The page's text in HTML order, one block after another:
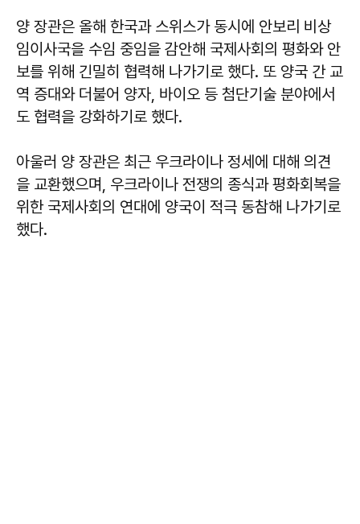
양 장관은 올해 한국과 스위스가 동시에 안보리 비상
임이사국을 수임 중임을 감안해 국제사회의 평화와 안
보를 위해 긴밀히 협력해 나가기로 했다. 또 양국 간 교
역 증대와 더불어 양자, 바이오 등 첨단기술 분야에서
도 협력을 강화하기로 했다.
아울러 양 장관은 최근 우크라이나 정세에 대해 의견
을 교환했으며, 우크라이나 전쟁의 종식과 평화회복을
위한 국제사회의 연대에 양국이 적극 동참해 나가기로
했다.